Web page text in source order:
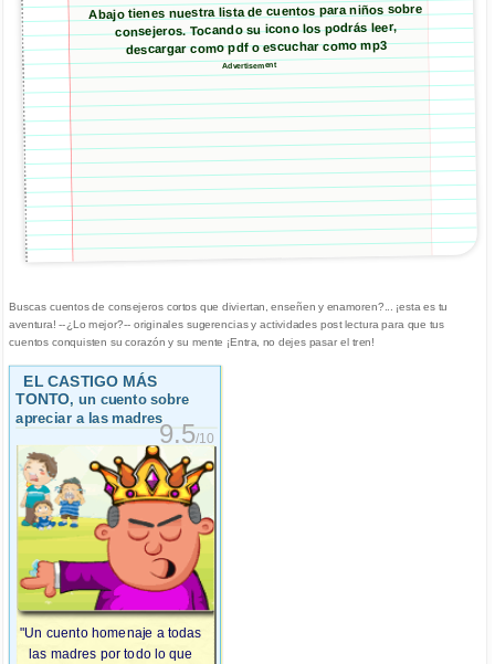
Abajo tienes nuestra lista de cuentos para niños sobre
consejeros. Tocando su icono los podrás leer,
descargar como pdf o escuchar como mp3
Advertisement
Buscas cuentos de consejeros cortos que diviertan, enseñen y enamoren?... ¡esta es tu
aventura! --¿Lo mejor?-- originales sugerencias y actividades post lectura para que tus
cuentos conquisten su corazón y su mente ¡Entra, no dejes pasar el tren!
EL CASTIGO MÁS
TONTO, un cuento sobre
apreciar a las madres
9.5/10
"Un cuento homenaje a todas
las madres por todo lo que